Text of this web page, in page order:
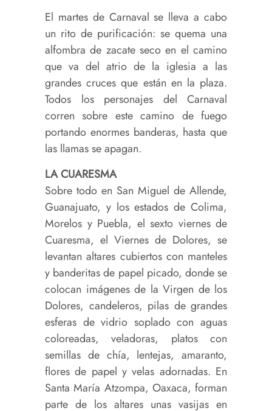
El martes de Carnaval se lleva a cabo
un rito de purificación: se quema una
alfombra de zacate seco en el camino
que va del atrio de la iglesia a las
grandes cruces que están en la plaza.
Todos los personajes del Carnaval
corren sobre este camino de fuego
portando enormes banderas, hasta que
las llamas se apagan.
LA CUARESMA
Sobre todo en San Miguel de Allende,
Guanajuato, y los estados de Colima,
Morelos y Puebla, el sexto viernes de
Cuaresma, el Viernes de Dolores, se
levantan altares cubiertos con manteles
y banderitas de papel picado, donde se
colocan imágenes de la Virgen de los
Dolores, candeleros, pilas de grandes
esferas de vidrio soplado con aguas
coloreadas, veladoras, platos con
semillas de chía, lentejas, amaranto,
flores de papel y velas adornadas. En
Santa María Atzompa, Oaxaca, forman
parte de los altares unas vasijas en